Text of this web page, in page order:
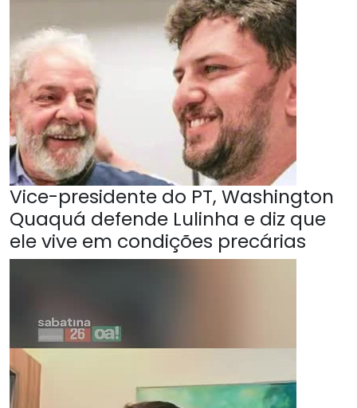
Vice-presidente do PT, Washington
Quaquá defende Lulinha e diz que
ele vive em condições precárias